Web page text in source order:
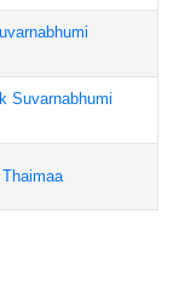
Suvarnabhumi